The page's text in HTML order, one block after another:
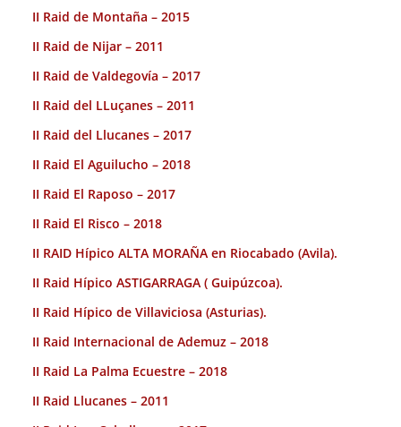
II Raid de Montaña – 2015
II Raid de Nijar – 2011
II Raid de Valdegovía – 2017
II Raid del LLuçanes – 2011
II Raid del Llucanes – 2017
II Raid El Aguilucho – 2018
II Raid El Raposo – 2017
II Raid El Risco – 2018
II RAID Hípico ALTA MORAÑA en Riocabado (Avila).
II Raid Hípico ASTIGARRAGA ( Guipúzcoa).
II Raid Hípico de Villaviciosa (Asturias).
II Raid Internacional de Ademuz – 2018
II Raid La Palma Ecuestre – 2018
II Raid Llucanes – 2011